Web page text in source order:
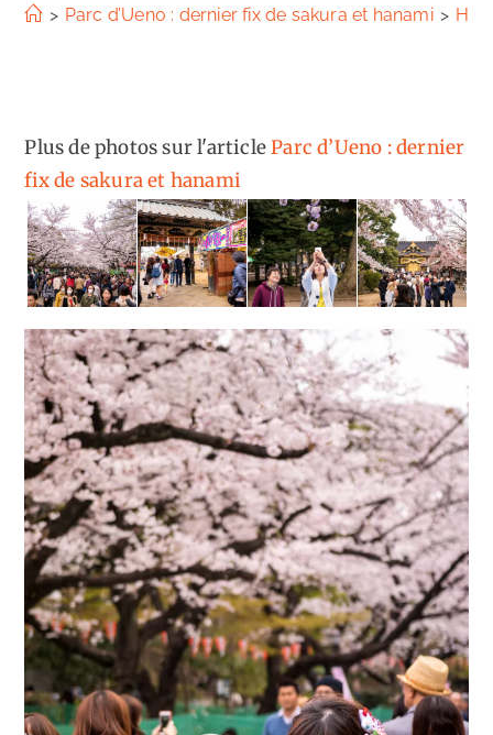
> Parc d’Ueno : dernier fix de sakura et hanami >
Plus de photos sur l'articleParc d’Ueno : dernier
fix de sakura et hanami